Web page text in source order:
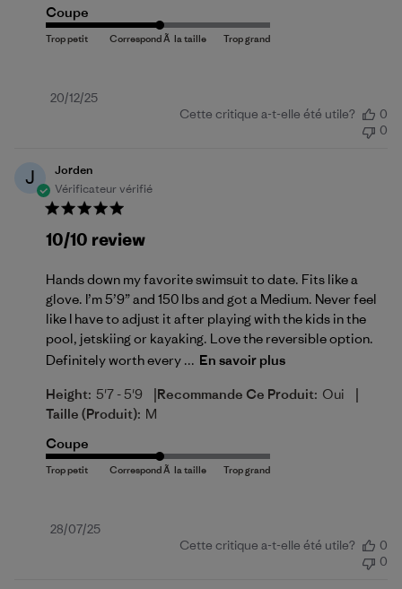
Coupe
Date
20/12/25
Cette critique a-t-elle été utile?
0
0
J
Jorden
Vérificateur vérifié
10/10 review
Hands down my favorite swimsuit to date. Fits like a
glove. I’m 5’9” and 150 lbs and got a Medium. Never feel
like I have to adjust it after playing with the kids in the
pool, jetskiing or kayaking. Love the reversible option.
Definitely worth every ... En savoir plus
Height: 5'7 - 5'9 |Recommande Ce Produit: Oui |
Taille (produit): M
Coupe
Date
28/07/25
Cette critique a-t-elle été utile?
0
0